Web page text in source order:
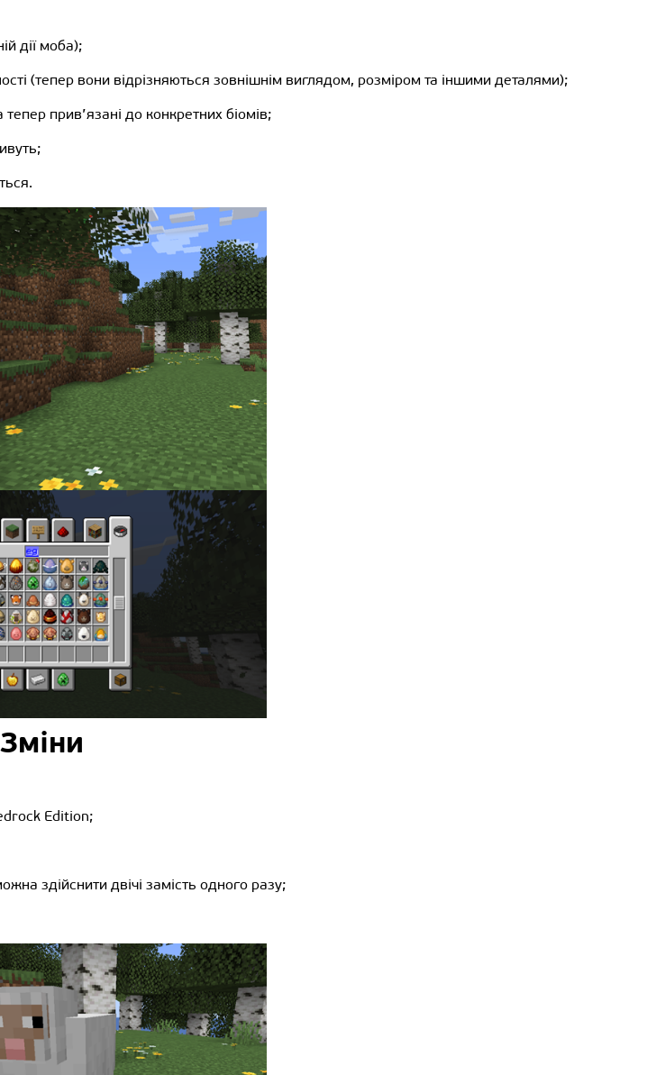
дії моба);
(тепер вони відрізняються зовнішнім виглядом, розміром та іншими деталями);
прив’язані до конкретних біомів;
Зміни
Edition;
здійснити двічі замість одного разу;